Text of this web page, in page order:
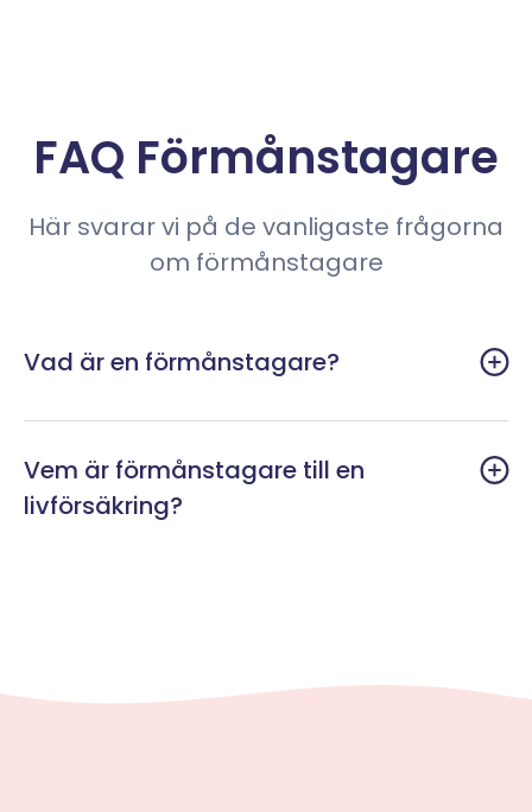
FAQ Förmånstagare
Här svarar vi på de vanligaste frågorna
om förmånstagare
Vad är en förmånstagare?
Vem är förmånstagare till en
livförsäkring?